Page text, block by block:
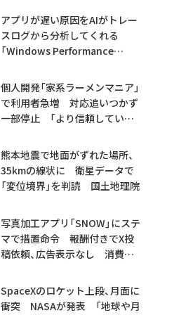
アプリが遅い原因をAIがトレー
スログから分析してくれる
「Windows Performance
プレビュー公開
個人開発「家系ラーメンマニア」
で利用者急増 対応追いつかず
一部停止 「より信頼していた
熊本地震で地面がずれた場所、
35kmの線状に 衛星データで
「変位境界」を判読 国土地理院
写真加工アプリ「SNOW」にステ
マで措置命令 報酬付きでX投
稿依頼、広告表示なし 消費者
SpaceXのロケット上段、月面に
衝突 NASAが発表 「地球や月